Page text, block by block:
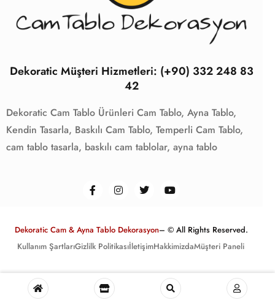
Dekoratic Müşteri Hizmetleri: (+90) 332 248 83
42
Dekoratic Cam Tablo Ürünleri Cam Tablo, Ayna Tablo,
Kendin Tasarla, Baskılı Cam Tablo, Temperli Cam Tablo,
cam tablo tasarla, baskılı cam tablolar, ayna tablo
Dekoratic Cam & Ayna Tablo Dekorasyon– © All Rights Reserved.
Kullanım ŞartlarıGizlilk PolitikasıİletişimHakkimizdaMüşteri Paneli